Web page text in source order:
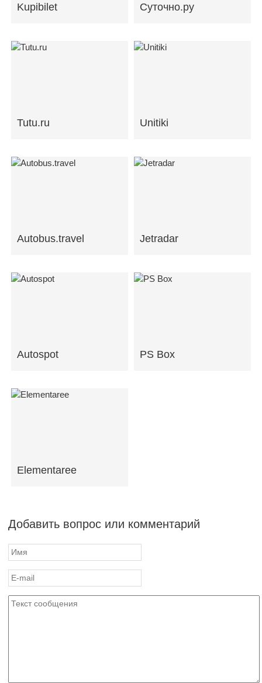
Kupibilet Суточно.ру
Tutu.ru Unitiki
Autobus.travel Jetradar
Autospot PS Box
Elementaree
Добавить вопрос или комментарий